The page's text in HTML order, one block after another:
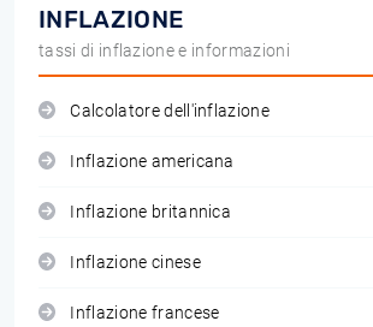
INFLAZIONE
tassi di inflazione e informazioni
Calcolatore dell'inflazione
Inflazione americana
Inflazione britannica
Inflazione cinese
Inflazione francese